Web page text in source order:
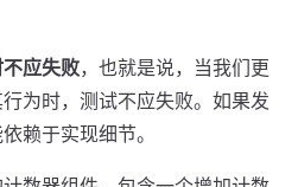
应失败，也就是说，当我们更
为时，测试不应失败。如果发
赖于实现细节。